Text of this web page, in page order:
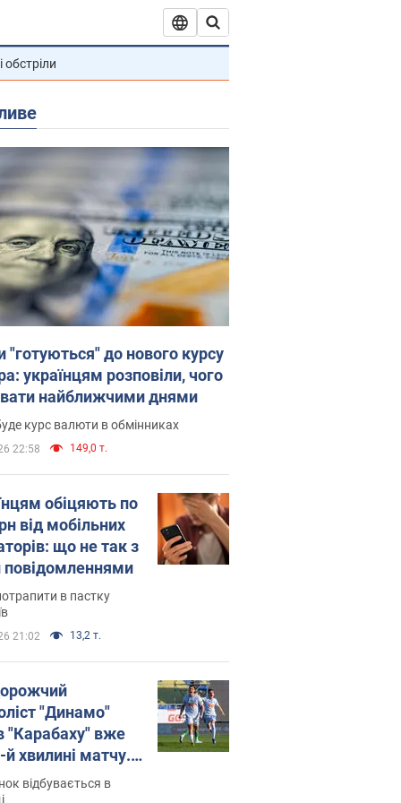
обстріли
"готуються" до нового курсу
українцям розповіли, чого
найближчими днями
курс валюти в обмінниках
22:58 149,0 т.
обіцяють по
від мобільних
що не так з
в пастку
21:02 13,2 т.
"Динамо"
"Карабаху" вже
й хвилині матчу.
відбувається в